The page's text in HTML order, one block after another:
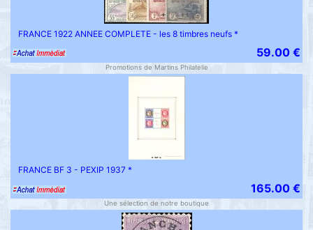
FRANCE 1922 ANNEE COMPLETE - les 8 timbres neufs *
59.00 €
Promotions de Martins Philatelie
FRANCE BF 3 - PEXIP 1937 *
165.00 €
Une sélection de notre boutique